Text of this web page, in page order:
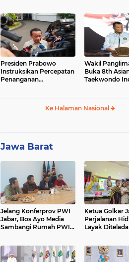
Presiden Prabowo
Instruksikan Percepatan
Penanganan
Wakil
Buka 8th
Taekwondo
Ke Halaman Nasional
Jawa Barat
Jelang Konferprov PWI
Jabar, Bos Ayo Media
Sambangi Rumah PWI
Ketua Golkar
Perjalanan
Layak